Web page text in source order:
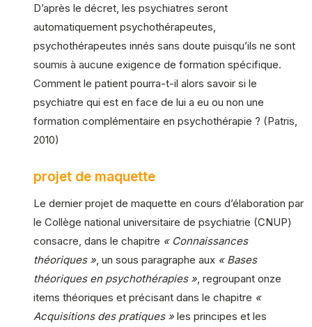
D’après le décret, les psychiatres seront
automatiquement psychothérapeutes,
psychothérapeutes innés sans doute puisqu’ils ne sont
soumis à aucune exigence de formation spécifique.
Comment le patient pourra-t-il alors savoir si le
psychiatre qui est en face de lui a eu ou non une
formation complémentaire en psychothérapie ? (Patris,
2010)
projet de maquette
Le dernier projet de maquette en cours d’élaboration par
le Collège national universitaire de psychiatrie (CNUP)
consacre, dans le chapitre « Connaissances
théoriques » , un sous paragraphe aux « Bases
théoriques en psychothérapies » , regroupant onze
items théoriques et précisant dans le chapitre «
Acquisitions des pratiques » les principes et les